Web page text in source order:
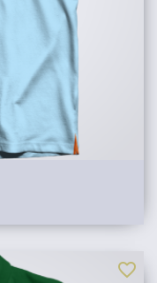
favorite_border